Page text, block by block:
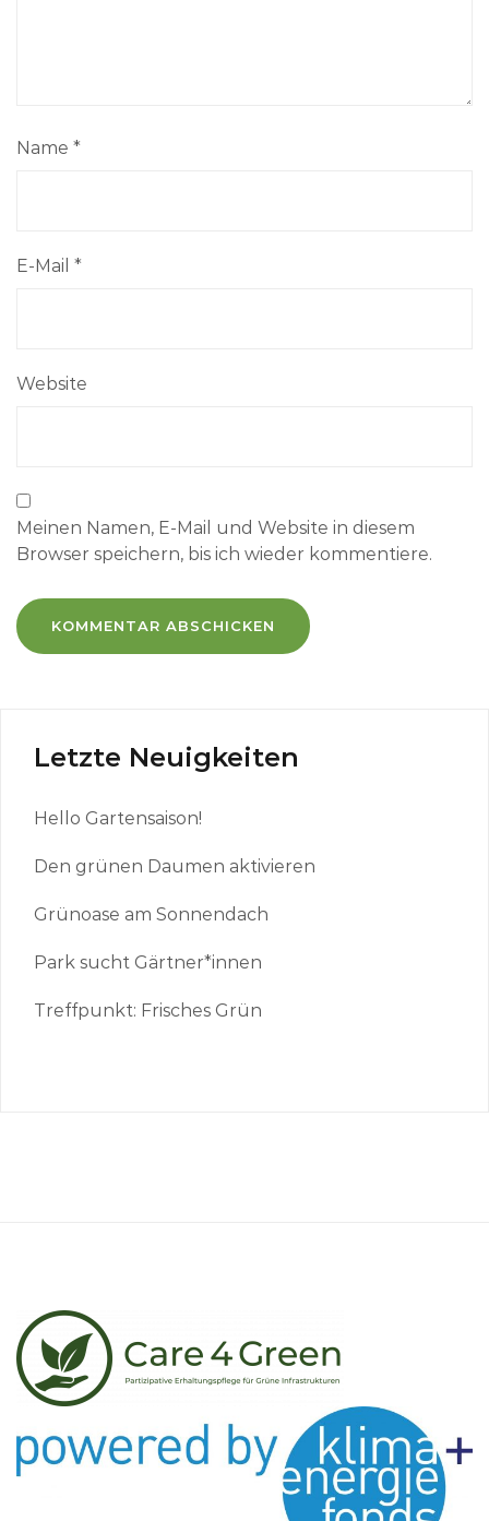
Name *
E-Mail *
Website
Meinen Namen, E-Mail und Website in diesem
Browser speichern, bis ich wieder kommentiere.
Letzte Neuigkeiten
Hello Gartensaison!
Den grünen Daumen aktivieren
Grünoase am Sonnendach
Park sucht Gärtner*innen
Treffpunkt: Frisches Grün